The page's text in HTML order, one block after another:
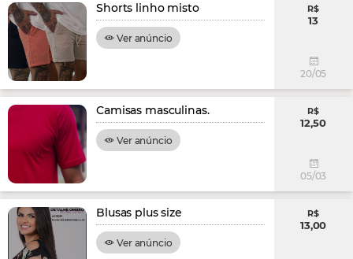
Shorts linho misto
Ver anúncio
R$
13
20/05
Camisas masculinas.
Ver anúncio
R$
12,50
05/03
Blusas plus size
Ver anúncio
R$
13,00